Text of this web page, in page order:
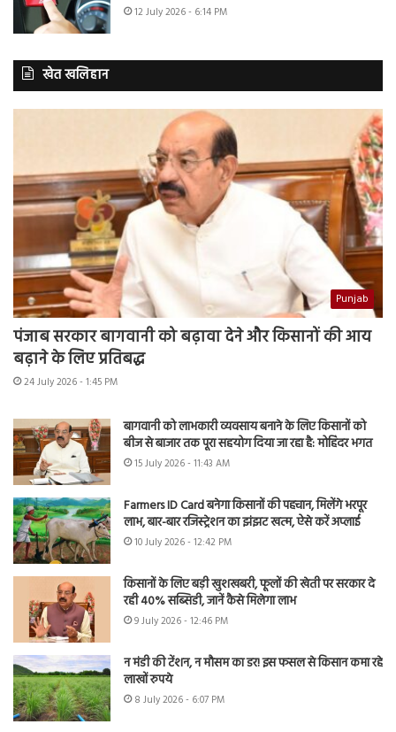
12 July 2026 - 6:14 PM
खेत खलिहान
Punjab
पंजाब सरकार बागवानी को बढ़ावा देने और किसानों की आय
बढ़ाने के लिए प्रतिबद्ध
24 July 2026 - 1:45 PM
बागवानी को लाभकारी व्यवसाय बनाने के लिए किसानों को
बीज से बाजार तक पूरा सहयोग दिया जा रहा है: मोहिंदर भगत
15 July 2026 - 11:43 AM
Farmers ID Card बनेगा किसानों की पहचान, मिलेंगे भरपूर
लाभ, बार-बार रजिस्ट्रेशन का झंझट खत्म, ऐसे करें अप्लाई
10 July 2026 - 12:42 PM
किसानों के लिए बड़ी खुशखबरी, फूलों की खेती पर सरकार दे
रही 40% सब्सिडी, जानें कैसे मिलेगा लाभ
9 July 2026 - 12:46 PM
न मंडी की टेंशन, न मौसम का डर! इस फसल से किसान कमा रहे
लाखों रुपये
8 July 2026 - 6:07 PM